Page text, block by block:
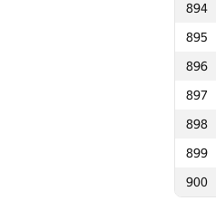
894
895
896
897
898
899
900
871
872
873
874
875
876
877